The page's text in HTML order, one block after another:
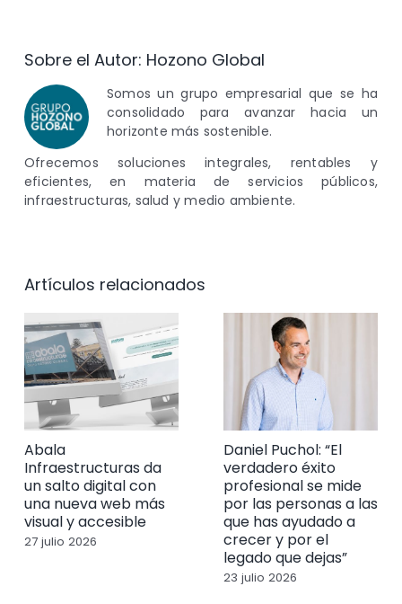
Sobre el Autor: Hozono Global
Somos un grupo empresarial que se ha
consolidado para avanzar hacia un
horizonte más sostenible.
Ofrecemos soluciones integrales, rentables y
eficientes, en materia de servicios públicos,
infraestructuras, salud y medio ambiente.
Artículos relacionados
Abala
Infraestructuras da
un salto digital con
una nueva web más
visual y accesible
27 julio 2026
Daniel Puchol: “El
verdadero éxito
profesional se mide
por las personas a las
que has ayudado a
crecer y por el
legado que dejas”
23 julio 2026